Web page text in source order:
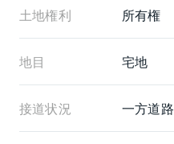
土地権利 所有権
地目 宅地
接道状況 一方道路